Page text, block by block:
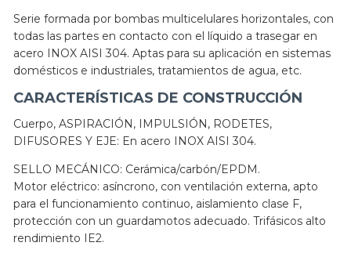
Serie formada por bombas multicelulares horizontales, con
todas las partes en contacto con el líquido a trasegar en
acero INOX AISI 304. Aptas para su aplicación en sistemas
domésticos e industriales, tratamientos de agua, etc.
CARACTERÍSTICAS DE CONSTRUCCIÓN
Cuerpo, ASPIRACIÓN, IMPULSIÓN, RODETES,
DIFUSORES Y EJE: En acero INOX AISI 304.
SELLO MECÁNICO: Cerámica/carbón/EPDM.
Motor eléctrico: asíncrono, con ventilación externa, apto
para el funcionamiento continuo, aislamiento clase F,
protección con un guardamotos adecuado. Trifásicos alto
rendimiento IE2.